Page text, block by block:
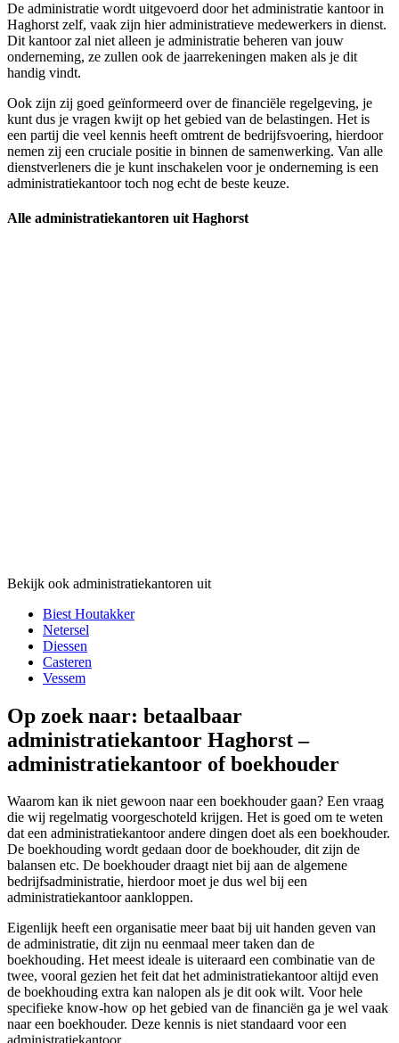
De administratie wordt uitgevoerd door het administratie kantoor in
Haghorst zelf, vaak zijn hier administratieve medewerkers in dienst.
Dit kantoor zal niet alleen je administratie beheren van jouw
onderneming, ze zullen ook de jaarrekeningen maken als je dit
handig vindt.
Ook zijn zij goed geïnformeerd over de financiële regelgeving, je
kunt dus je vragen kwijt op het gebied van de belastingen. Het is
een partij die veel kennis heeft omtrent de bedrijfsvoering, hierdoor
nemen zij een cruciale positie in binnen de samenwerking. Van alle
dienstverleners die je kunt inschakelen voor je onderneming is een
administratiekantoor toch nog echt de beste keuze.
Alle administratiekantoren uit Haghorst
Bekijk ook administratiekantoren uit
Biest Houtakker
Netersel
Diessen
Casteren
Vessem
Op zoek naar: betaalbaar
administratiekantoor Haghorst –
administratiekantoor of boekhouder
Waarom kan ik niet gewoon naar een boekhouder gaan? Een vraag
die wij regelmatig voorgeschoteld krijgen. Het is goed om te weten
dat een administratiekantoor andere dingen doet als een boekhouder.
De boekhouding wordt gedaan door de boekhouder, dit zijn de
balansen etc. De boekhouder draagt niet bij aan de algemene
bedrijfsadministratie, hierdoor moet je dus wel bij een
administratiekantoor aankloppen.
Eigenlijk heeft een organisatie meer baat bij uit handen geven van
de administratie, dit zijn nu eenmaal meer taken dan de
boekhouding. Het meest ideale is uiteraard een combinatie van de
twee, vooral gezien het feit dat het administratiekantoor altijd even
de boekhouding extra kan nalopen als je dit ook wilt. Voor hele
specifieke know-how op het gebied van de financiën ga je wel vaak
naar een boekhouder. Deze kennis is niet standaard voor een